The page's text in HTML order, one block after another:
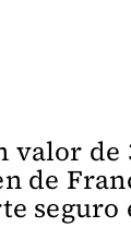
valor de
de
seguro